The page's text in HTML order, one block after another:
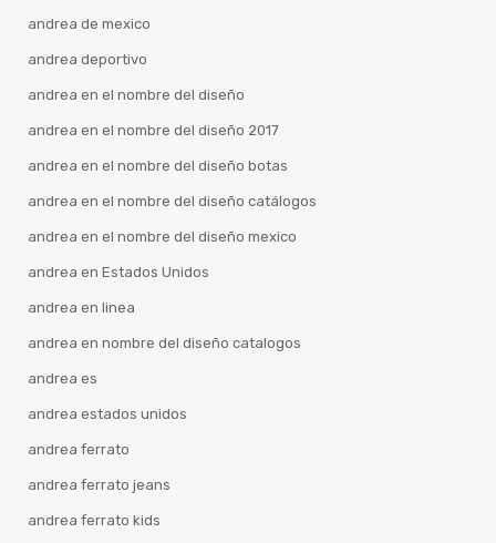
andrea de mexico
andrea deportivo
andrea en el nombre del diseño
andrea en el nombre del diseño 2017
andrea en el nombre del diseño botas
andrea en el nombre del diseño catálogos
andrea en el nombre del diseño mexico
andrea en Estados Unidos
andrea en linea
andrea en nombre del diseño catalogos
andrea es
andrea estados unidos
andrea ferrato
andrea ferrato jeans
andrea ferrato kids